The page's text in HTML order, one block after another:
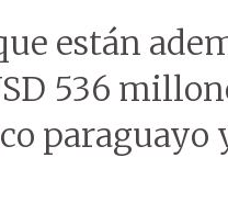
están
536
paraguayo